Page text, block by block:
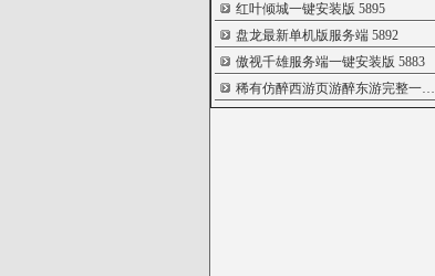
红叶倾城一键安装版 5895
盘龙最新单机版服务端5892
傲视千雄服务端一键安装版 5883
稀有仿醉西游页游醉东游完整一键端